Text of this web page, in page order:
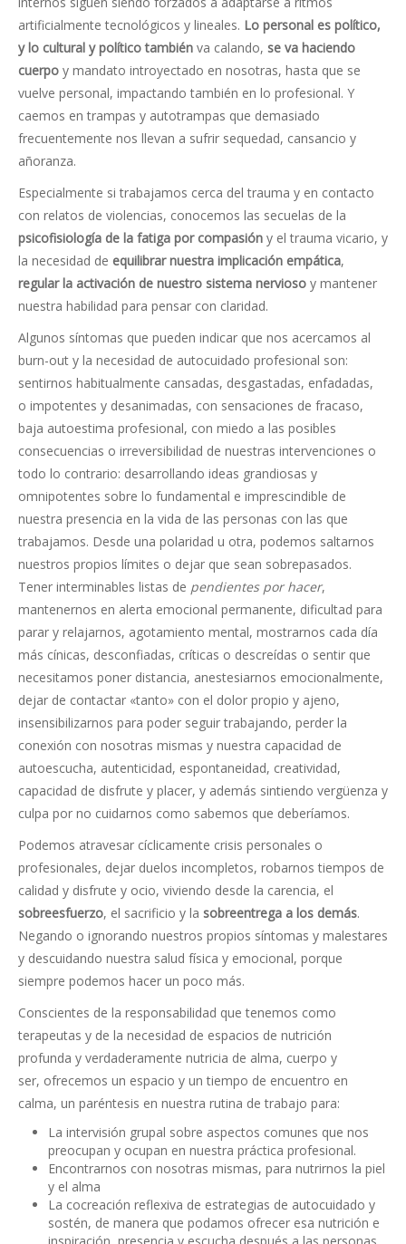
artificialmente tecnológicos y lineales. Lo personal es político,
y lo cultural y político también va calando, se va haciendo
cuerpo y mandato introyectado en nosotras, hasta que se
vuelve personal, impactando también en lo profesional. Y
caemos en trampas y autotrampas que demasiado
frecuentemente nos llevan a sufrir sequedad, cansancio y
añoranza.
Especialmente si trabajamos cerca del trauma y en contacto
con relatos de violencias, conocemos las secuelas de la
psicofisiología de la fatiga por compasión y el trauma vicario, y
la necesidad de equilibrar nuestra implicación empática,
regular la activación de nuestro sistema nervioso y mantener
nuestra habilidad para pensar con claridad.
Algunos síntomas que pueden indicar que nos acercamos al
burn-out y la necesidad de autocuidado profesional son:
sentirnos habitualmente cansadas, desgastadas, enfadadas,
o impotentes y desanimadas, con sensaciones de fracaso,
baja autoestima profesional, con miedo a las posibles
consecuencias o irreversibilidad de nuestras intervenciones o
todo lo contrario: desarrollando ideas grandiosas y
omnipotentes sobre lo fundamental e imprescindible de
nuestra presencia en la vida de las personas con las que
trabajamos. Desde una polaridad u otra, podemos saltarnos
nuestros propios límites o dejar que sean sobrepasados.
Tener interminables listas de pendientes por hacer,
mantenernos en alerta emocional permanente, dificultad para
parar y relajarnos, agotamiento mental, mostrarnos cada día
más cínicas, desconfiadas, críticas o descreídas o sentir que
necesitamos poner distancia, anestesiarnos emocionalmente,
dejar de contactar «tanto» con el dolor propio y ajeno,
insensibilizarnos para poder seguir trabajando, perder la
conexión con nosotras mismas y nuestra capacidad de
autoescucha, autenticidad, espontaneidad, creatividad,
capacidad de disfrute y placer, y además sintiendo vergüenza y
culpa por no cuidarnos como sabemos que deberíamos.
Podemos atravesar cíclicamente crisis personales o
profesionales, dejar duelos incompletos, robarnos tiempos de
calidad y disfrute y ocio, viviendo desde la carencia, el
sobreesfuerzo, el sacrificio y la sobreentrega a los demás.
Negando o ignorando nuestros propios síntomas y malestares
y descuidando nuestra salud física y emocional, porque
siempre podemos hacer un poco más.
Conscientes de la responsabilidad que tenemos como
terapeutas y de la necesidad de espacios de nutrición
profunda y verdaderamente nutricia de alma, cuerpo y
ser, ofrecemos un espacio y un tiempo de encuentro en
calma, un paréntesis en nuestra rutina de trabajo para:
La intervisión grupal sobre aspectos comunes que nos
preocupan y ocupan en nuestra práctica profesional.
Encontrarnos con nosotras mismas, para nutrirnos la piel
y el alma
La cocreación reflexiva de estrategias de autocuidado y
sostén, de manera que podamos ofrecer esa nutrición e
inspiración, presencia y escucha después a las personas